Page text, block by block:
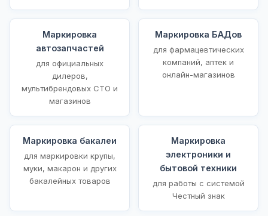
Маркировка
автозапчастей
для официальных
дилеров,
мультибрендовых СТО и
магазинов
Маркировка БАДов
для фармацевтических
компаний, аптек и
онлайн-магазинов
Маркировка бакалеи
для маркировки крупы,
муки, макарон и других
бакалейных товаров
Маркировка
электроники и
бытовой техники
для работы с системой
Честный знак